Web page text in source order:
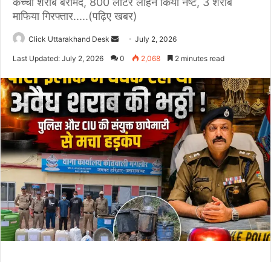
माफिया गिरफ्तार.....(पढ़िए खबर)
Click Uttarakhand Desk
e
d
a
e
m
a
i
l
July 2, 2026
Last Updated: July 2, 2026 0 2,068 2 minutes read